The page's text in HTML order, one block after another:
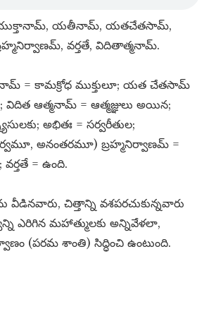
యతీనామ్​, యతచేతసామ్​,
వర్తతే, విదితాత్మనామ్​.
= కామక్రోధ ముక్తులూ; యత చేతసామ్​
విదిత ఆత్మనామ్​ = ఆత్మజ్ఞులు అయిన;
అభితః = సర్వరీతుల;
అనంతరమూ) బ్రహ్మనిర్వాణమ్​ =
వర్తతే = ఉంది.
చిత్తాన్ని వశపరచుకున్నవారు
ఎరిగిన మహాత్ములకు అన్నివేళలా,
(పరమ శాంతి) సిద్ధించి ఉంటుంది.